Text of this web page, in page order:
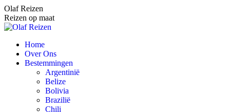
Spring
naar
content
Olaf Reizen
Reizen op maat
Home
Over Ons
Bestemmingen
Argentinië
Belize
Bolivia
Brazilië
Chili